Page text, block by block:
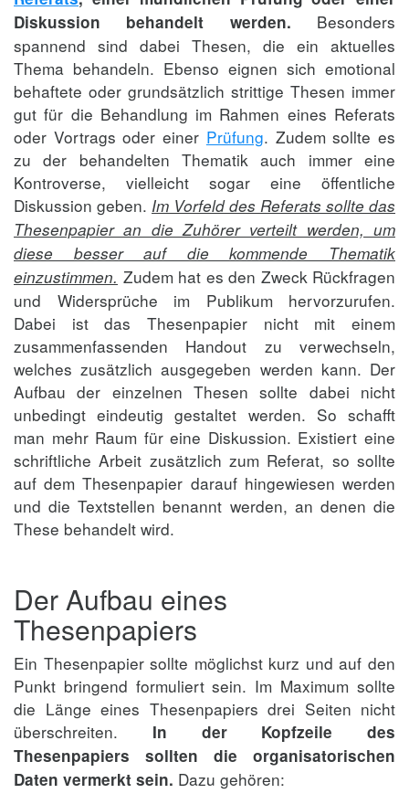
Diskussion behandelt werden. Besonders
spannend sind dabei Thesen, die ein aktuelles
Thema behandeln. Ebenso eignen sich emotional
behaftete oder grundsätzlich strittige Thesen immer
gut für die Behandlung im Rahmen eines Referats
oder Vortrags oder einer Prüfung. Zudem sollte es
zu der behandelten Thematik auch immer eine
Kontroverse, vielleicht sogar eine öffentliche
Diskussion geben. Im Vorfeld des Referats sollte das
Thesenpapier an die Zuhörer verteilt werden, um
diese besser auf die kommende Thematik
einzustimmen. Zudem hat es den Zweck Rückfragen
und Widersprüche im Publikum hervorzurufen.
Dabei ist das Thesenpapier nicht mit einem
zusammenfassenden Handout zu verwechseln,
welches zusätzlich ausgegeben werden kann. Der
Aufbau der einzelnen Thesen sollte dabei nicht
unbedingt eindeutig gestaltet werden. So schafft
man mehr Raum für eine Diskussion. Existiert eine
schriftliche Arbeit zusätzlich zum Referat, so sollte
auf dem Thesenpapier darauf hingewiesen werden
und die Textstellen benannt werden, an denen die
These behandelt wird.
Der Aufbau eines
Thesenpapiers
Ein Thesenpapier sollte möglichst kurz und auf den
Punkt bringend formuliert sein. Im Maximum sollte
die Länge eines Thesenpapiers drei Seiten nicht
überschreiten. In der Kopfzeile des
Thesenpapiers sollten die organisatorischen
Daten vermerkt sein. Dazu gehören: